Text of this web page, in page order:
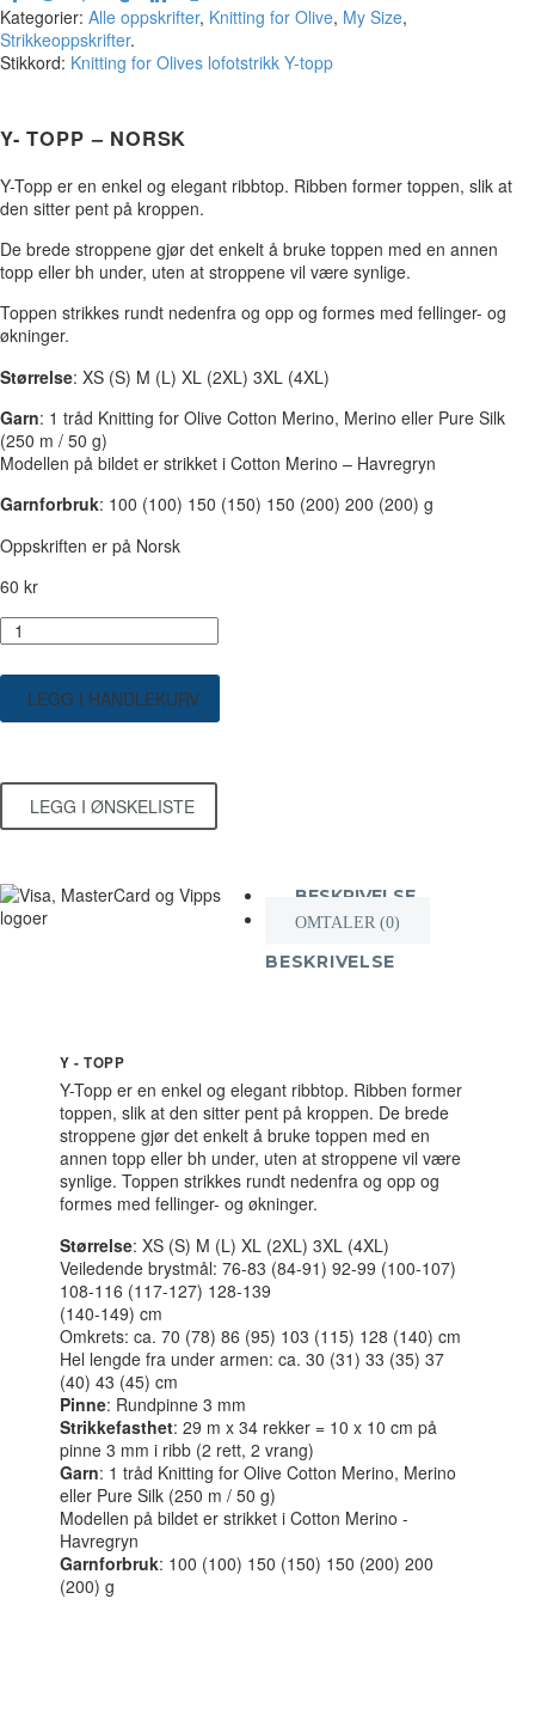
Kategorier: Alle oppskrifter, Knitting for Olive, My Size,
Strikkeoppskrifter.
Stikkord: Knitting for Olives lofotstrikk Y-topp
Y- TOPP – NORSK
Y-Topp er en enkel og elegant ribbtop. Ribben former toppen, slik at
den sitter pent på kroppen.
De brede stroppene gjør det enkelt å bruke toppen med en annen
topp eller bh under, uten at stroppene vil være synlige.
Toppen strikkes rundt nedenfra og opp og formes med fellinger- og
økninger.
Størrelse: XS (S) M (L) XL (2XL) 3XL (4XL)
Garn: 1 tråd Knitting for Olive Cotton Merino, Merino eller Pure Silk
(250 m / 50 g)
Modellen på bildet er strikket i Cotton Merino – Havregryn
Garnforbruk: 100 (100) 150 (150) 150 (200) 200 (200) g
Oppskriften er på Norsk
60 kr
Y-
topp
-
Norsk
antall
LEGG I HANDLEKURV
LEGG I ØNSKELISTE
BESKRIVELSE
OMTALER (0)
BESKRIVELSE
Y - TOPP
Y-Topp er en enkel og elegant ribbtop. Ribben former
toppen, slik at den sitter pent på kroppen. De brede
stroppene gjør det enkelt å bruke toppen med en
annen topp eller bh under, uten at stroppene vil være
synlige. Toppen strikkes rundt nedenfra og opp og
formes med fellinger- og økninger.
Størrelse: XS (S) M (L) XL (2XL) 3XL (4XL)
Veiledende brystmål: 76-83 (84-91) 92-99 (100-107)
108-116 (117-127) 128-139
(140-149) cm
Omkrets: ca. 70 (78) 86 (95) 103 (115) 128 (140) cm
Hel lengde fra under armen: ca. 30 (31) 33 (35) 37
(40) 43 (45) cm
Pinne: Rundpinne 3 mm
Strikkefasthet: 29 m x 34 rekker = 10 x 10 cm på
pinne 3 mm i ribb (2 rett, 2 vrang)
Garn: 1 tråd Knitting for Olive Cotton Merino, Merino
eller Pure Silk (250 m / 50 g)
Modellen på bildet er strikket i Cotton Merino -
Havregryn
Garnforbruk: 100 (100) 150 (150) 150 (200) 200
(200) g